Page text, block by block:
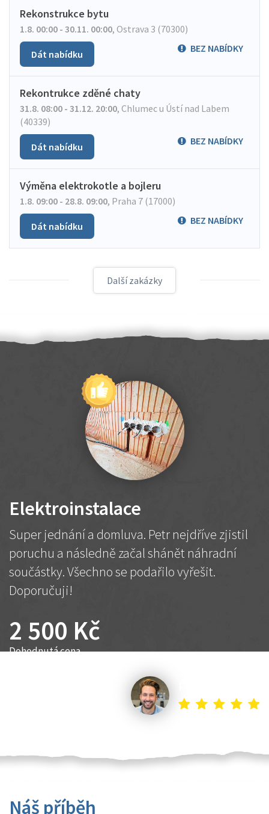
Rekonstrukce bytu
1.8. 00:00 - 30.11. 00:00, Ostrava 3 (70300)
BEZ NABÍDKY
Dát nabídku
Rekontrukce zděné chaty
31.8. 08:00 - 31.12. 20:00, Chlumec u Ústí nad Labem
(40339)
BEZ NABÍDKY
Dát nabídku
Výměna elektrokotle a bojleru
1.8. 09:00 - 28.8. 09:00, Praha 7 (17000)
BEZ NABÍDKY
Dát nabídku
Další zakázky
Elektroinstalace
Super jednání a domluva. Petr nejdříve zjistil
poruchu a následně začal shánět náhradní
součástky. Všechno se podařilo vyřešit.
Doporučuji!
2 500 Kč
Dohodnutá cena
Náš příběh